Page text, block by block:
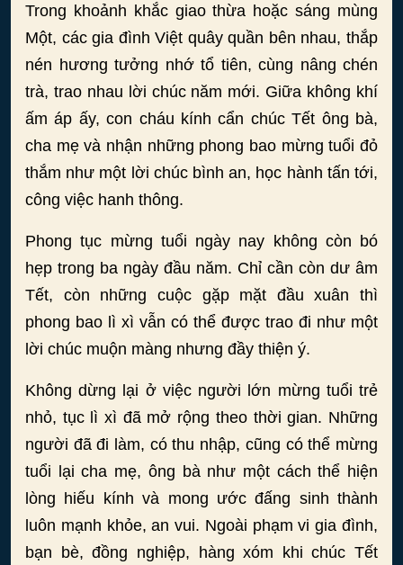
Trong khoảnh khắc giao thừa hoặc sáng mùng
Một, các gia đình Việt quây quần bên nhau, thắp
nén hương tưởng nhớ tổ tiên, cùng nâng chén
trà, trao nhau lời chúc năm mới. Giữa không khí
ấm áp ấy, con cháu kính cẩn chúc Tết ông bà,
cha mẹ và nhận những phong bao mừng tuổi đỏ
thắm như một lời chúc bình an, học hành tấn tới,
công việc hanh thông.
Phong tục mừng tuổi ngày nay không còn bó
hẹp trong ba ngày đầu năm. Chỉ cần còn dư âm
Tết, còn những cuộc gặp mặt đầu xuân thì
phong bao lì xì vẫn có thể được trao đi như một
lời chúc muộn màng nhưng đầy thiện ý.
Không dừng lại ở việc người lớn mừng tuổi trẻ
nhỏ, tục lì xì đã mở rộng theo thời gian. Những
người đã đi làm, có thu nhập, cũng có thể mừng
tuổi lại cha mẹ, ông bà như một cách thể hiện
lòng hiếu kính và mong ước đấng sinh thành
luôn mạnh khỏe, an vui. Ngoài phạm vi gia đình,
bạn bè, đồng nghiệp, hàng xóm khi chúc Tết